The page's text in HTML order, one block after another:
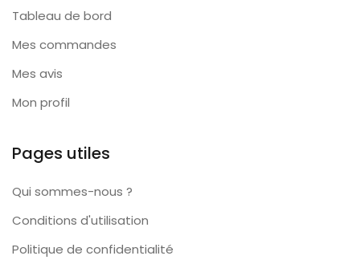
Tableau de bord
Mes commandes
Mes avis
Mon profil
Pages utiles
Qui sommes-nous ?
Conditions d'utilisation
Politique de confidentialité